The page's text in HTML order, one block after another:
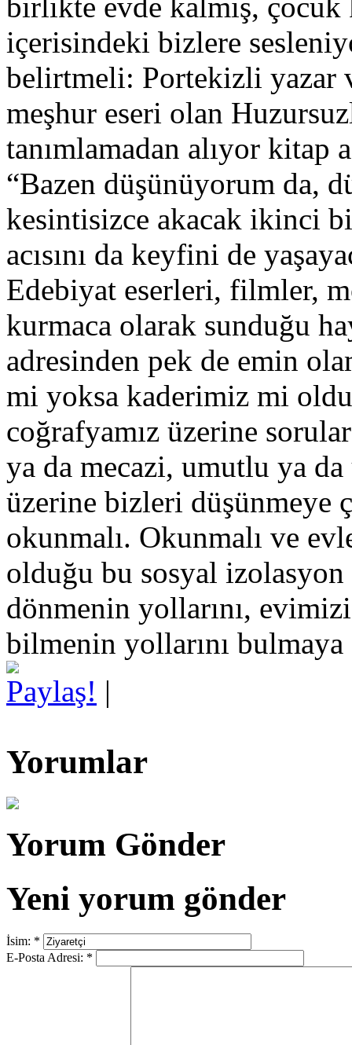
içerisindeki bizlere
belirtmeli: Portekizli yazar
meşhur eseri olan
tanımlamadan alıyor kitap
“Bazen düşünüyorum da,
kesintisizce akacak ikinci
acısını da keyfini de
Edebiyat eserleri, filmler,
kurmaca olarak sunduğu
adresinden pek de emin
mi yoksa kaderimiz mi
coğrafyamız üzerine
ya da mecazi, umutlu ya
üzerine bizleri düşünmeye
okunmalı. Okunmalı ve
olduğu bu sosyal
dönmenin yollarını,
bilmenin yollarını
Paylaş! |
Yorumlar
Yorum Gönder
Yeni yorum gönder
İsim: *
E-Posta Adresi: *